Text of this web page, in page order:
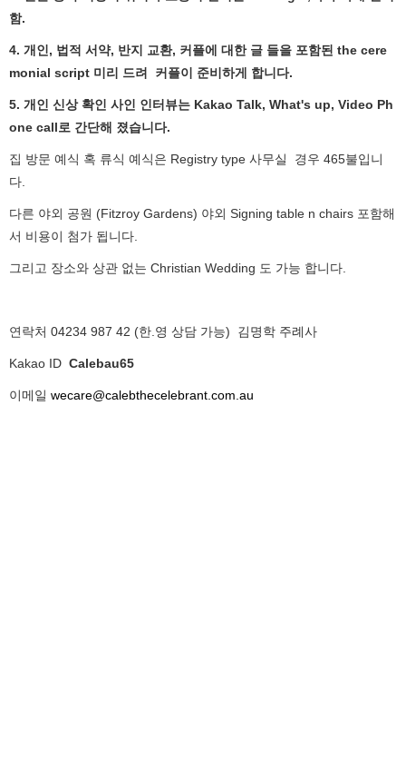
함.
4. 개인, 법적 서약, 반지 교환, 커플에 대한 글 들을 포함된 the cere
monial script 미리 드려 커플이 준비하게 합니다.
5. 개인 신상 확인 사인 인터뷰는 Kakao Talk, What's up, Video Ph
one call로 간단해 졌습니다.
집 방문 예식 혹 류식 예식은 Registry type 사무실
경우 465불입니
다.
다른 야외 공원 (Fitzroy Gardens) 야외 Signing table n chairs 포함해
서 비용이 첨가 됩니다.
그리고 장소와 상관 없는 Christian Wedding 도 가능 합니다.
연락처 04234 987 42 (한.영 상담 가능) 김명학 주례사
Kakao ID Calebau65
이메일 wecare@calebthecelebrant.com.au